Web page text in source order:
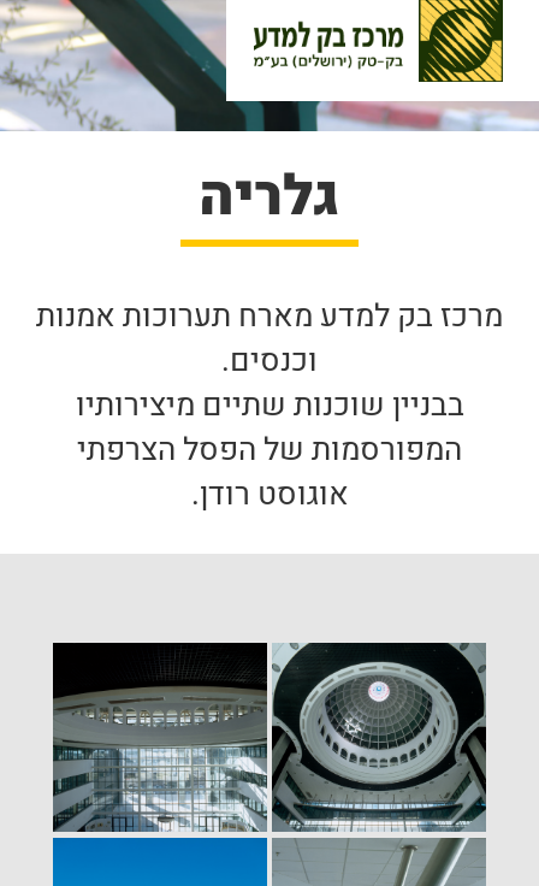
גלריה
מרכז בק למדע מארח תערוכות אמנות
וכנסים.
בבניין שוכנות שתיים מיצירותיו
המפורסמות של הפסל הצרפתי
אוגוסט רודן.